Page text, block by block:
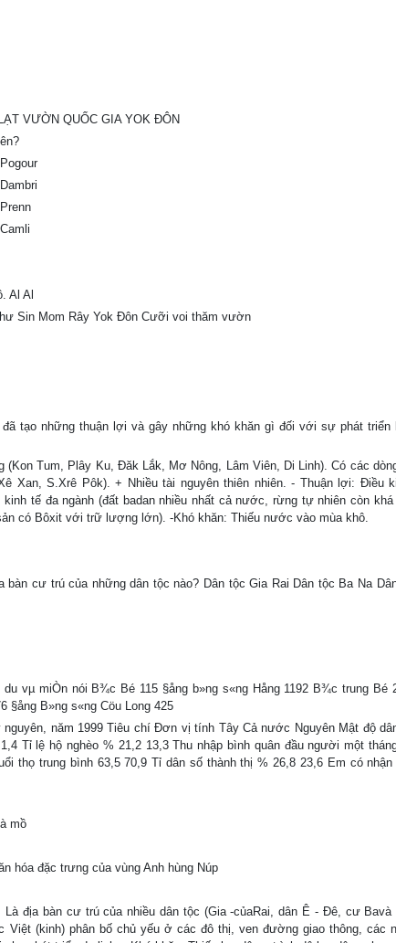
VƯỜN QUỐC GIA YOK ĐÔN
Al Al
Sin Mom Rây Yok Đôn Cưỡi voi thăm vườn
tạo những thuận lợi và gây những khó khăn gì đối với sự phát triển
(Kon Tum, Plây Ku, Đăk Lắk, Mơ Nông, Lâm Viên, Di Linh). Có các
Xan, S.Xrê Pôk). + Nhiều tài nguyên thiên nhiên. - Thuận lợi: Điều
tế đa ngành (đất badan nhiều nhất cả nước, rừng tự nhiên còn
có Bôxit với trữ lượng lớn). -Khó khăn: Thiếu nước vào mùa khô.
bàn cư trú của những dân tộc nào? Dân tộc Gia Rai Dân tộc Ba Na
vµ miÒn nói B¾c Bé 115 §ång b»ng s«ng Hång 1192 B¾c trung Bé
§ång B»ng s«ng Cöu Long 425
năm 1999 Tiêu chí Đơn vị tính Tây Cả nước Nguyên Mật độ
Tỉ lệ hộ nghèo % 21,2 13,3 Thu nhập bình quân đầu người một
thọ trung bình 63,5 70,9 Tỉ dân số thành thị % 26,8 23,6 Em có
mồ
hóa đặc trưng của vùng Anh hùng Núp
địa bàn cư trú của nhiều dân tộc (Gia -củaRai, dân Ê - Đê, cư Bavà
Việt (kinh) phân bố chủ yếu ở các đô thị, ven đường giao thông, các